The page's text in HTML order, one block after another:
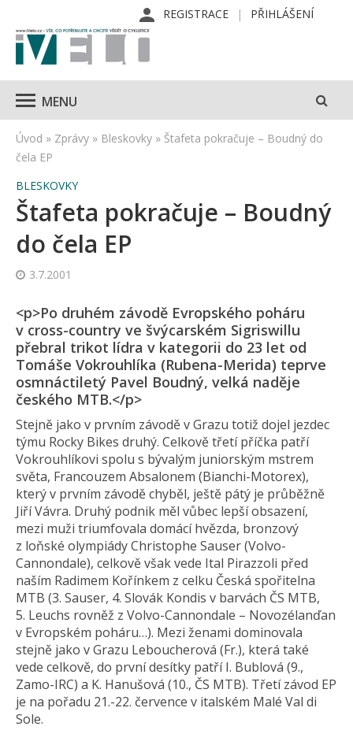
REGISTRACE PŘIHLÁŠENÍ
MENU
Úvod » Zprávy » Bleskovky » Štafeta pokračuje – Boudný do
čela EP
BLESKOVKY
Štafeta pokračuje – Boudný
do čela EP
3.7.2001
<p>Po druhém závodě Evropského poháru
v cross-country ve švýcarském Sigriswillu
přebral trikot lídra v kategorii do 23 let od
Tomáše Vokrouhlíka (Rubena-Merida) teprve
osmnáctiletý Pavel Boudný, velká naděje
českého MTB.</p>
Stejně jako v prvním závodě v Grazu totiž dojel jezdec
týmu Rocky Bikes druhý. Celkově třetí příčka patří
Vokrouhlíkovi spolu s bývalým juniorským mstrem
světa, Francouzem Absalonem (Bianchi-Motorex),
který v prvním závodě chyběl, ještě pátý je průběžně
Jiří Vávra. Druhý podnik měl vůbec lepší obsazení,
mezi muži triumfovala domácí hvězda, bronzový
z loňské olympiády Christophe Sauser (Volvo-
Cannondale), celkově však vede Ital Pirazzoli před
naším Radimem Kořínkem z celku Česká spořitelna
MTB (3. Sauser, 4. Slovák Kondis v barvách ČS MTB,
5. Leuchs rovněž z Volvo-Cannondale – Novozélanďan
v Evropském poháru…). Mezi ženami dominovala
stejně jako v Grazu Leboucherová (Fr.), která také
vede celkově, do první desítky patří I. Bublová (9.,
Zamo-IRC) a K. Hanušová (10., ČS MTB). Třetí závod EP
je na pořadu 21.-22. července v italském Malé Val di
Sole.